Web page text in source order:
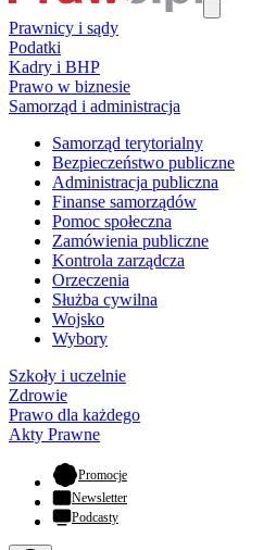
Prawnicy i sądy
Podatki
Kadry i BHP
Prawo w biznesie
Samorząd i administracja
Samorząd terytorialny
Bezpieczeństwo publiczne
Administracja publiczna
Finanse samorządów
Pomoc społeczna
Zamówienia publiczne
Kontrola zarządcza
Orzeczenia
Służba cywilna
Wojsko
Wybory
Szkoły i uczelnie
Zdrowie
Prawo dla każdego
Akty Prawne
Promocje- otwiera się w nowej karcie
Newsletter
Podcasty